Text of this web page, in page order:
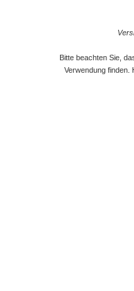
Bitte beachten Sie,
Verwendung finden.